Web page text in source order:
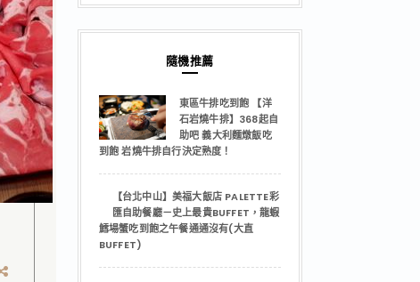
隨機推薦
東區牛排吃到飽 【洋
石岩燒牛排】368起自
助吧 義大利麵燉飯吃
到飽 岩燒牛排自行決定熟度！
【台北中山】美福大飯店 PALETTE彩
匯自助餐廳－史上最貴BUFFET，龍蝦
鱈場蟹吃到飽之午餐通通沒有(大直
BUFFET)